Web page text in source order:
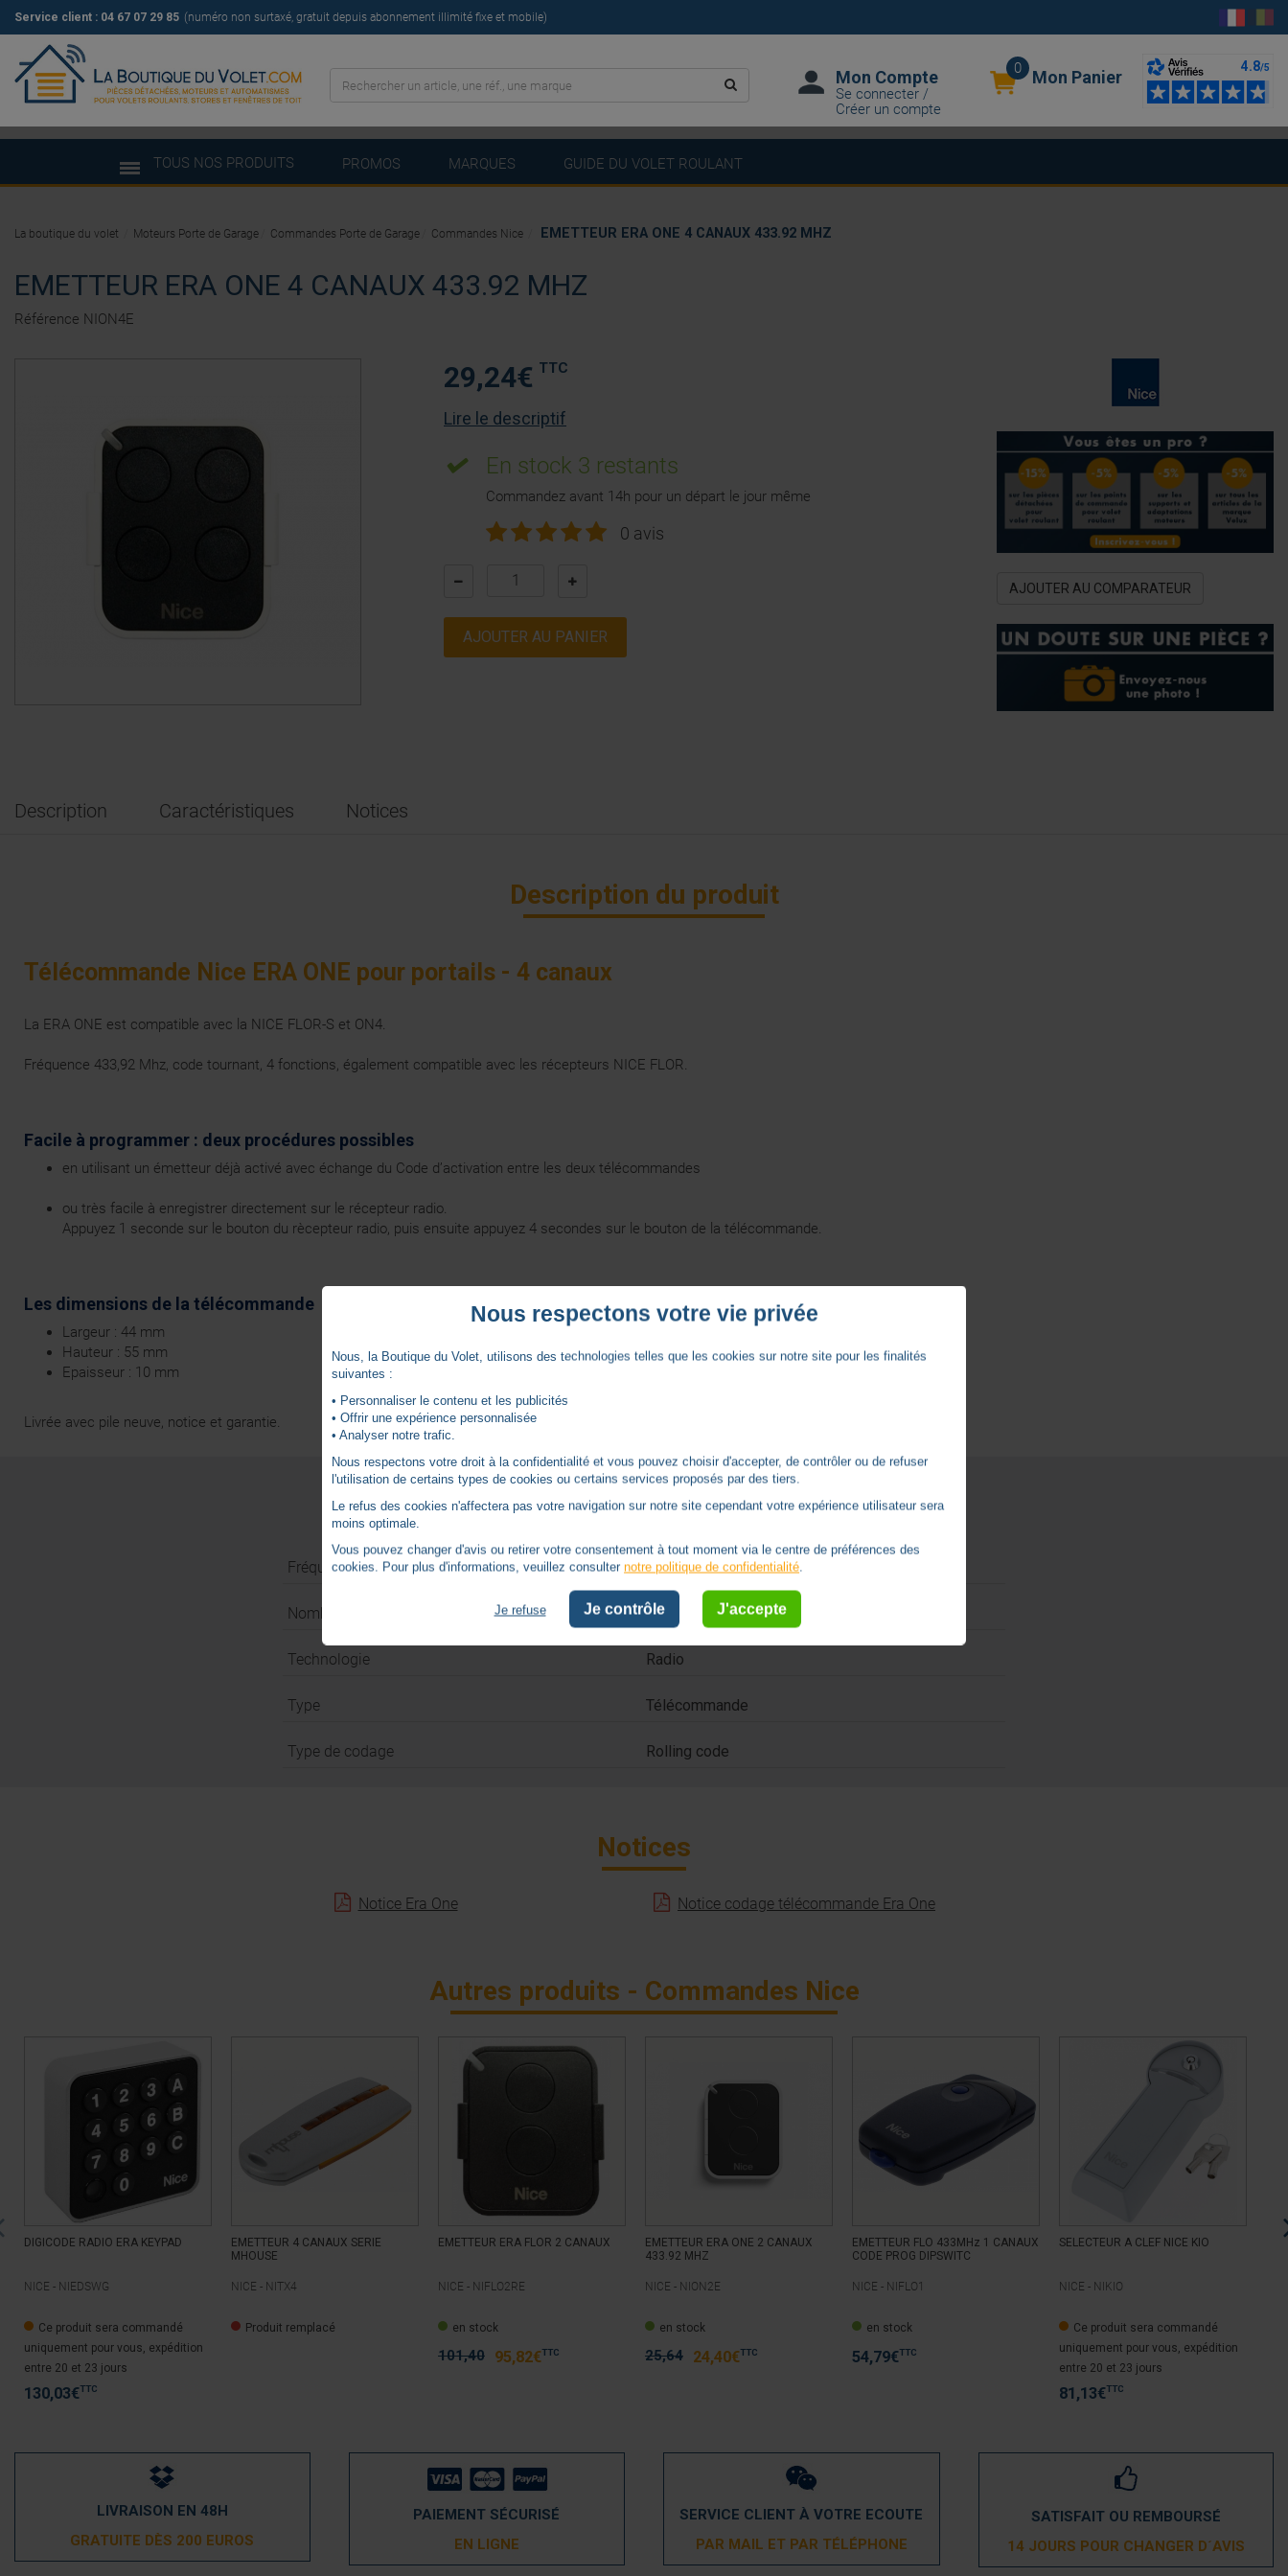
Service client : 04 67 07 29 85 (numéro non surtaxé, gratuit depuis abonnement illimité fixe et mobile)
Mon Compte
Se connecter /
Créer un compte
0 Mon Panier
TOUS NOS PRODUITS PROMOS MARQUES GUIDE DU VOLET ROULANT
EMETTEUR ERA ONE 4 CANAUX 433.92 MHZ
Référence NION4E
29,24€ TTC
Lire le descriptif
En stock 3 restants
Commandez avant 14h pour un départ le jour même
0 avis
AJOUTER AU PANIER
AJOUTER AU COMPARATEUR
Description Caractéristiques Notices
Description du produit
Télécommande Nice ERA ONE pour portails - 4 canaux
La ERA ONE est compatible avec la NICE FLOR-S et ON4.
Fréquence 433,92 Mhz, code tournant, 4 fonctions, également compatible avec les récepteurs NICE FLOR.
Facile à programmer : deux procédures possibles
en utilisant un émetteur déjà activé avec échange du Code d’activation entre les deux télécommandes
ou très facile à enregistrer directement sur le récepteur radio.
Appuyez 1 seconde sur le bouton du rècepteur radio, puis ensuite appuyez 4 secondes sur le bouton de la télécommande.
Les dimensions de la télécommande
Largeur : 44 mm
Hauteur : 55 mm
Epaisseur : 10 mm
Livrée avec pile neuve, notice et garantie.
Caractéristiques
Fréquence (MHz) 433.92
Nombre de canaux 2 à 5 canaux
Technologie Radio
Type Télécommande
Type de codage Rolling code
Notices
Notice Era One Notice codage télécommande Era One
Autres produits - Commandes Nice
DIGICODE RADIO ERA KEYPAD
NICE - NIEDSWG
Ce produit sera commandé
uniquement pour vous, expédition
entre 20 et 23 jours
130,03€TTC
EMETTEUR 4 CANAUX SERIE
MHOUSE
NICE - NITX4
Produit remplacé
EMETTEUR ERA FLOR 2 CANAUX
NICE - NIFLO2RE
en stock
101,40 95,82€TTC
EMETTEUR ERA ONE 2 CANAUX
433.92 MHZ
NICE - NION2E
en stock
25,64 24,40€TTC
EMETTEUR FLO 433MHz 1 CANAUX
CODE PROG DIPSWITC
NICE - NIFLO1
en stock
54,79€TTC
SELECTEUR A CLEF NICE KIO
NICE - NIKIO
Ce produit sera commandé
uniquement pour vous, expédition
entre 20 et 23 jours
81,13€TTC
La boutique du volet Moteurs Porte de Garage Commandes Porte de Garage Commandes Nice EMETTEUR ERA ONE 4 CANAUX 433.92 MHZ
LIVRAISON EN 48H
GRATUITE DÈS 200 EUROS
PAIEMENT SÉCURISÉ
EN LIGNE
SERVICE CLIENT À VOTRE ECOUTE
PAR MAIL ET PAR TÉLÉPHONE
SATISFAIT OU REMBOURSÉ
14 JOURS POUR CHANGER D´AVIS
Nous respectons votre vie privée
Nous, la Boutique du Volet, utilisons des technologies telles que les cookies sur notre site pour les finalités
suivantes :
• Personnaliser le contenu et les publicités
• Offrir une expérience personnalisée
• Analyser notre trafic.
Nous respectons votre droit à la confidentialité et vous pouvez choisir d'accepter, de contrôler ou de refuser
l'utilisation de certains types de cookies ou certains services proposés par des tiers.
Le refus des cookies n'affectera pas votre navigation sur notre site cependant votre expérience utilisateur sera
moins optimale.
Vous pouvez changer d'avis ou retirer votre consentement à tout moment via le centre de préférences des
cookies. Pour plus d'informations, veuillez consulternotre politique de confidentialité.
Je refuse Je contrôle J'accepte